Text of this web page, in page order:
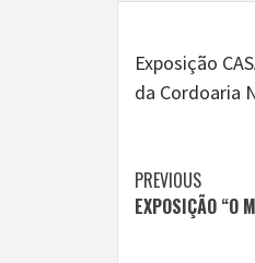
Exposição
da Cordoaria
Continue
Reading
PREVIOUS
EXPOSIÇÃO “O